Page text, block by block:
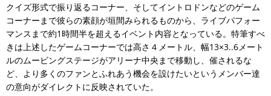
クイズ形式で振り返るコーナー、そしてイントロドンなどのゲーム
コーナーまで彼らの素顔が垣間みられるものから、ライブパフォー
マンスまで約1時間半を超えるイベント内容となっている。特筆すべ
きは上述したゲームコーナーでは高さ４メートル、幅13×3..6メート
ルのムービングステージがアリーナ中央まで移動し、催されるな
ど、より多くのファンとふれあう機会を設けたいというメンバー達
の意向がダイレクトに反映されていた。